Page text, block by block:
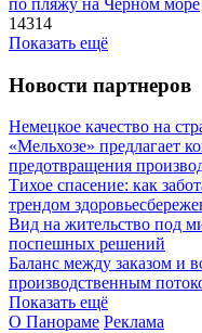
по пляжу на Черном море
14314
Показать ещё
Новости партнеров
Немецкое качество на
«Мельхозе» предлагает
предотвращения
Тихое спасение: как
трендом
Вид на жительство под
поспешных решений
Баланс между заказом и
производственным
Показать ещё
О Панораме Реклама